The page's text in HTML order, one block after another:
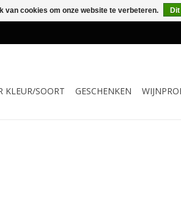
KLEUR/SOORT GESCHENKEN
van cookies om onze website te verbeteren.